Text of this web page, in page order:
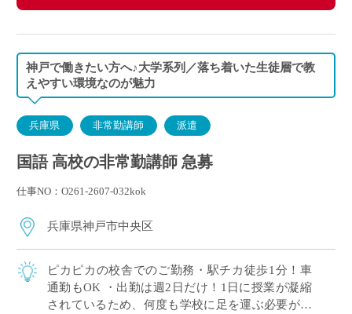
神戸で働きたい方へ♪大学系列／落ち着いた生徒層で教
えやすい環境なのが魅力
兵庫県 非常勤講師 派遣
国語 高校の非常勤講師 急募
仕事NO：O261-2607-032kok
兵庫県神戸市中央区
ピカピカの校舎でのご勤務・駅チカ徒歩1分！車
通勤もOK ・出勤は週2日だけ！1日に授業が凝縮
されているため、何度も学校に足を運ぶ必要があ